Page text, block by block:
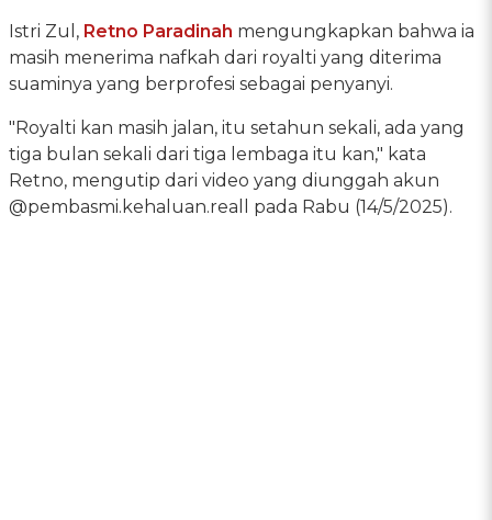
Istri Zul, Retno Paradinah mengungkapkan bahwa ia
masih menerima nafkah dari royalti yang diterima
suaminya yang berprofesi sebagai penyanyi.
"Royalti kan masih jalan, itu setahun sekali, ada yang
tiga bulan sekali dari tiga lembaga itu kan," kata
Retno, mengutip dari video yang diunggah akun
@pembasmi.kehaluan.reall pada Rabu (14/5/2025).